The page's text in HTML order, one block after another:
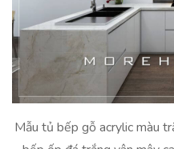
Mẫu tủ bếp gỗ acrylic màu